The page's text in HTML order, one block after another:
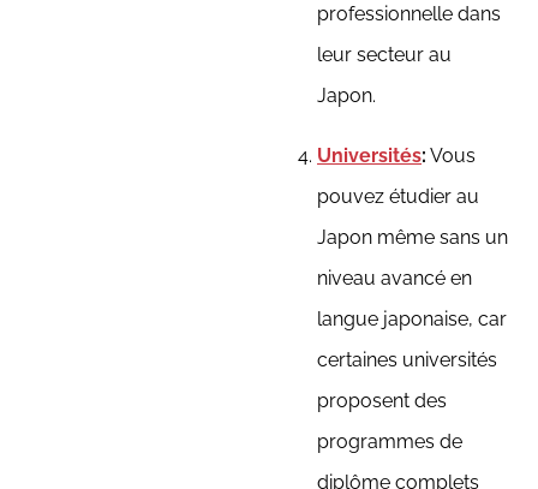
professionnelle dans
leur secteur au
Japon.
Universités: Vous
pouvez étudier au
Japon même sans un
niveau avancé en
langue japonaise, car
certaines universités
proposent des
programmes de
diplôme complets